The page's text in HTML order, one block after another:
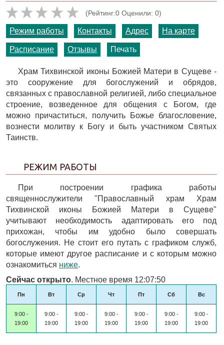
(Рейтинг:0 Оценили: 0)
Режим работы Контакты Адрес На карте
Расписание Отзывы Печать
Храм Тихвинской иконы Божией Матери в Сущеве -
это сооружение для богослужений и обрядов,
связанных с православной религией, либо специальное
строение, возведенное для общения с Богом, где
можно причаститься, получить Божье благословение,
вознести молитву к Богу и быть участником Святых
Таинств.
РЕЖИМ РАБОТЫ
При построении графика работы
священнослужители "Православный храм Храм
Тихвинской иконы Божией Матери в Сущеве"
учитывают необходимость адаптировать его под
прихожан, чтобы им удобно было совершать
богослужения. Не стоит его путать с графиком служб,
которые имеют другое расписание и с которым можно
ознакомиться ниже.
Сейчас открыто. Местное время 12:07:50
Пн Вт Ср Чт Пт Сб Вс
9:00 -
19:00
9:00 -
19:00
9:00 -
19:00
9:00 -
19:00
9:00 -
19:00
9:00 -
19:00
9:00 -
19:00